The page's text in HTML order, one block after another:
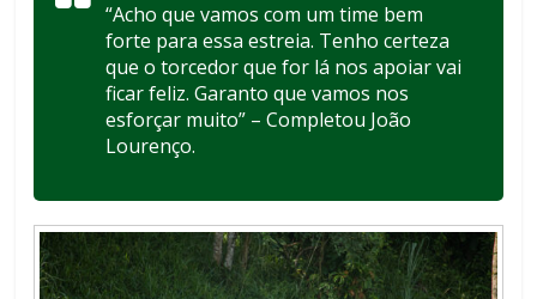
“Acho que vamos com um time bem
forte para essa estreia. Tenho certeza
que o torcedor que for lá nos apoiar vai
ficar feliz. Garanto que vamos nos
esforçar muito” – Completou João
Lourenço.